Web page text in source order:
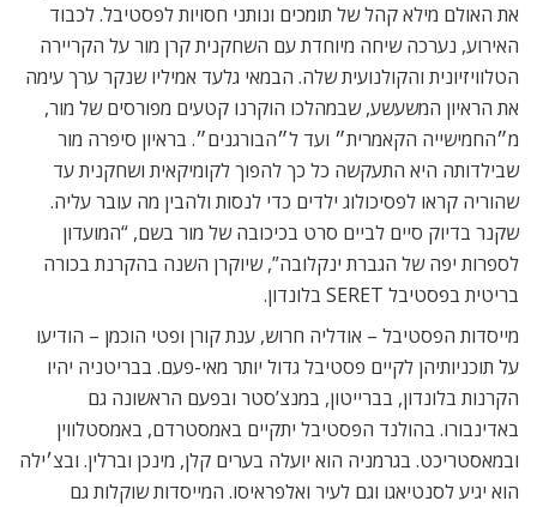
את האולם מילא קהל של תומכים ונותני חסויות לפסטיבל. לכבוד
האירוע, נערכה שיחה מיוחדת עם השחקנית קרן מור על הקריירה
הטלוויזיונית והקולנועית שלה. הבמאי גלעד אמיליו שנקר ערך עימה
את הראיון המשעשע, שבמהלכו הוקרנו קטעים מפורסים של מור,
מ״החמישייה הקאמרית״ ועד ל״הבורגנים״. בראיון סיפרה מור
שבילדותה היא התעקשה כל כך להפוך לקומיקאית ושחקנית עד
שהוריה קראו לפסיכולוג ילדים כדי לנסות ולהבין מה עובר עליה.
שקנר בדיוק סיים לביים סרט בכיכובה של מור בשם, “המועדון
לספרות יפה של הגברת ינקלובה”, שיוקרן השנה בהקרנת בכורה
בריטית בפסטיבל SERET בלונדון.
מייסדות הפסטיבל – אודליה חרוש, ענת קורן ופטי הוכמן – הודיעו
על תוכניותיהן לקיים פסטיבל גדול יותר מאי-פעם. בבריטניה יהיו
הקרנות בלונדון, בברייטון, במנצ’סטר ובפעם הראשונה גם
באדינבורו. בהולנד הפסטיבל יתקיים באמסטרדם, באמסטלווין
ובמאסטריכט. בגרמניה הוא יועלה בערים קלן, מינכן וברלין. ובצ׳ילה
הוא יגיע לסנטיאגו וגם לעיר ואלפראיסו. המייסדות שוקלות גם